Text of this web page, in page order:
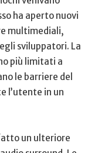
ha aperto nuovi
multimediali,
sviluppatori. La
più limitati a​
le ‍barriere del
l’utente in ⁢un
un ulteriore